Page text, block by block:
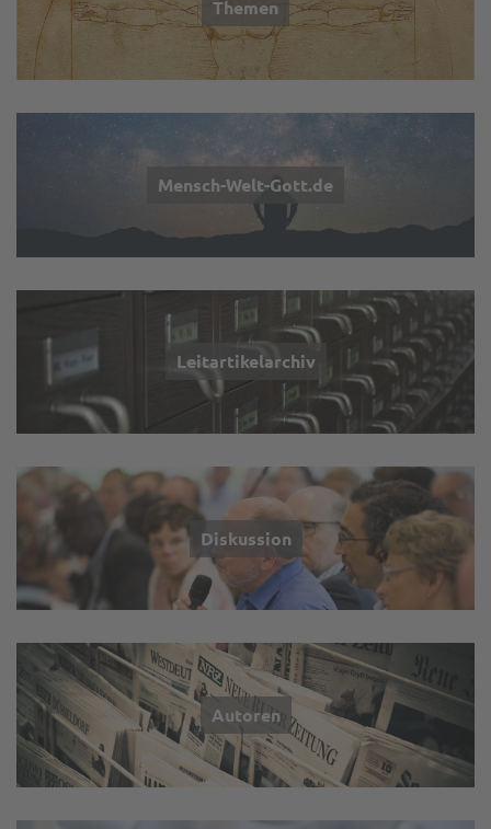
Themen
Mensch-Welt-Gott.de
Leitartikelarchiv
Diskussion
Autoren